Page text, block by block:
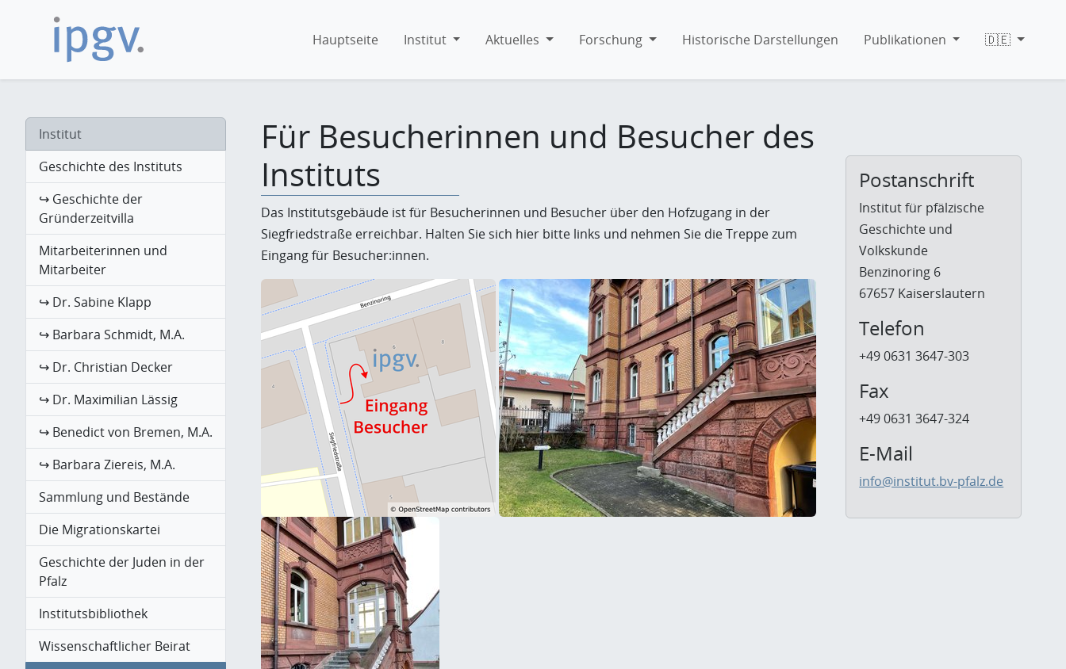
Hauptseite Institut Aktuelles Forschung Historische Darstellungen Publikationen 🇩🇪
Institut
Geschichte des Instituts
↪ Geschichte der
Gründerzeitvilla
Mitarbeiterinnen und
Mitarbeiter
↪ Dr. Sabine Klapp
↪ Barbara Schmidt, M.A.
↪ Dr. Christian Decker
↪ Dr. Maximilian Lässig
↪ Benedict von Bremen, M.A.
↪ Barbara Ziereis, M.A.
Sammlung und Bestände
Die Migrationskartei
Geschichte der Juden in der
Pfalz
Institutsbibliothek
Wissenschaftlicher Beirat
Für Besucherinnen und Besucher des
Instituts
Das Institutsgebäude ist für Besucherinnen und Besucher über den Hofzugang in der
Siegfriedstraße erreichbar. Halten Sie sich hier bitte links und nehmen Sie die Treppe zum
Eingang für Besucher:innen.
Postanschrift
Institut für pfälzische
Geschichte und
Volkskunde
Benzinoring 6
67657 Kaiserslautern
Telefon
+49 0631 3647-303
Fax
+49 0631 3647-324
E-Mail
info@institut.bv-pfalz.de